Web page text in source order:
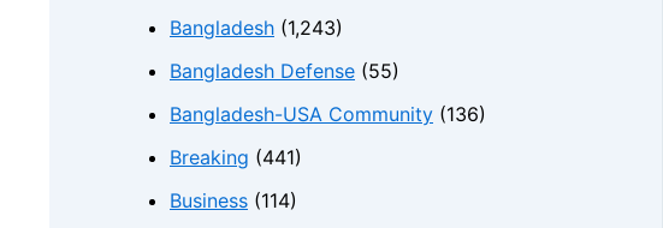
Bangladesh (1,243)
Bangladesh Defense (55)
Bangladesh-USA Community (136)
Breaking (441)
Business (114)